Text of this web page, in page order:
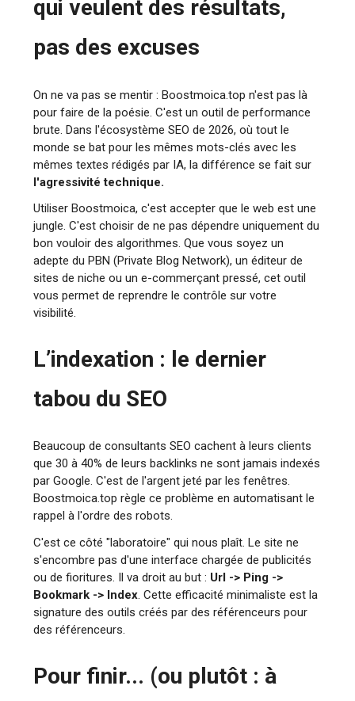
qui veulent des résultats,
pas des excuses
On ne va pas se mentir : Boostmoica.top n'est pas là
pour faire de la poésie. C'est un outil de performance
brute. Dans l'écosystème SEO de 2026, où tout le
monde se bat pour les mêmes mots-clés avec les
mêmes textes rédigés par IA, la différence se fait sur
l'agressivité technique.
Utiliser Boostmoica, c'est accepter que le web est une
jungle. C'est choisir de ne pas dépendre uniquement du
bon vouloir des algorithmes. Que vous soyez un
adepte du PBN (Private Blog Network), un éditeur de
sites de niche ou un e-commerçant pressé, cet outil
vous permet de reprendre le contrôle sur votre
visibilité.
L’indexation : le dernier
tabou du SEO
Beaucoup de consultants SEO cachent à leurs clients
que 30 à 40% de leurs backlinks ne sont jamais indexés
par Google. C'est de l'argent jeté par les fenêtres.
Boostmoica.top règle ce problème en automatisant le
rappel à l'ordre des robots.
C'est ce côté "laboratoire" qui nous plaît. Le site ne
s'encombre pas d'une interface chargée de publicités
ou de fioritures. Il va droit au but : Url -> Ping ->
Bookmark -> Index. Cette efficacité minimaliste est la
signature des outils créés par des référenceurs pour
des référenceurs.
Pour finir... (ou plutôt : à